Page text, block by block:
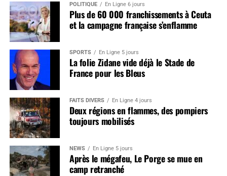
POLITIQUE En Ligne 6 jours
Plus de 60 000 franchissements à Ceuta
et la campagne française s’enflamme
SPORTS En Ligne 5 jours
La folie Zidane vide déjà le Stade de
France pour les Bleus
FAITS DIVERS En Ligne 4 jours
Deux régions en flammes, des pompiers
toujours mobilisés
NEWS En Ligne 5 jours
Après le mégafeu, Le Porge se mue en
camp retranché